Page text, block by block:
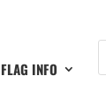
FLAG INFO